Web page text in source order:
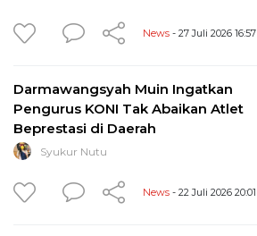
News - 27 Juli 2026 16:57
Darmawangsyah Muin Ingatkan
Pengurus KONI Tak Abaikan Atlet
Beprestasi di Daerah
Syukur Nutu
News - 22 Juli 2026 20:01